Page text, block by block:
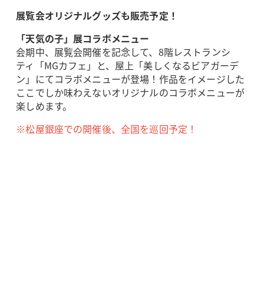
展覧会オリジナルグッズも販売予定！
「天気の子」展コラボメニュー
会期中、展覧会開催を記念して、8階レストランシ
ティ「MGカフェ」と、屋上「美しくなるビアガーデ
ン」にてコラボメニューが登場！作品をイメージした
ここでしか味わえないオリジナルのコラボメニューが
楽しめます。
※松屋銀座での開催後、全国を巡回予定！